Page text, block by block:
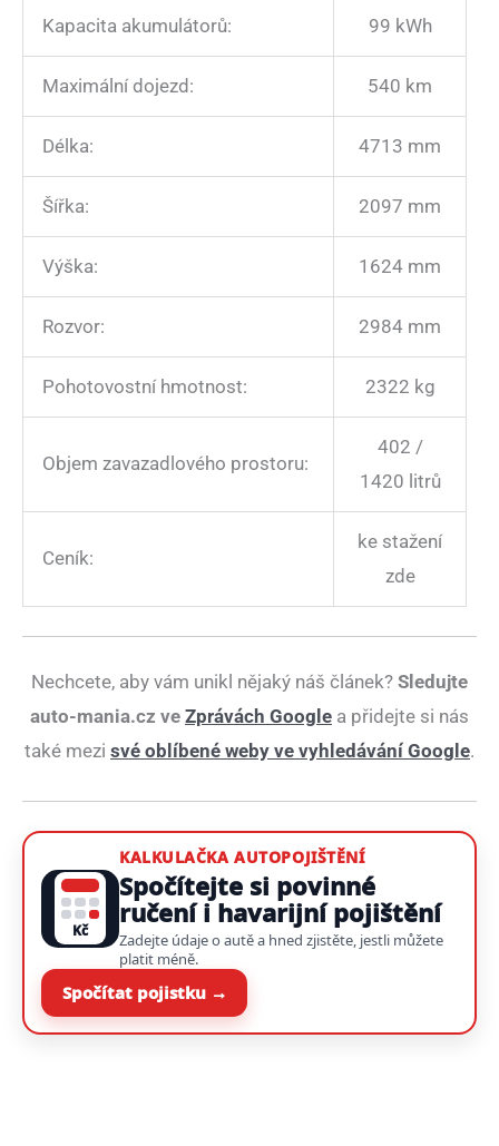
Kapacita akumulátorů: 99 kWh
Maximální dojezd: 540 km
Délka: 4713 mm
Šířka: 2097 mm
Výška: 1624 mm
Rozvor: 2984 mm
Pohotovostní hmotnost: 2322 kg
Objem zavazadlového prostoru:
402 /
1420 litrů
Ceník:
ke stažení
zde
Nechcete, aby vám unikl nějaký náš článek? Sledujte
auto-mania.cz ve Zprávách Google a přidejte si nás
také mezi své oblíbené weby ve vyhledávání Google.
Kč
KALKULAČKA AUTOPOJIŠTĚNÍ
Spočítejte si povinné
ručení i havarijní pojištění
Zadejte údaje o autě a hned zjistěte, jestli můžete
platit méně.
Spočítat pojistku →